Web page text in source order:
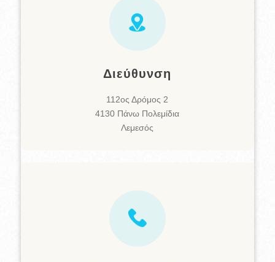
Διεύθυνση
112ος Δρόμος 2
4130 Πάνω Πολεμίδια
Λεμεσός